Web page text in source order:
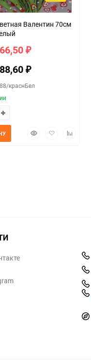
Валентин 70см
66,50 ₽
88,60 ₽
краснБел
БыстрыйДобавитьДобавить